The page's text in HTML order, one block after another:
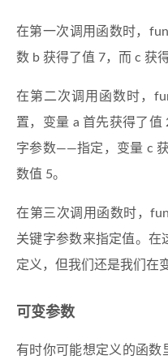
在第一次调用函数时，
数 b 获得了值 7，而 c 获
在第二次调用函数时，
置，变量 a 首先获得了
字参数——指定，变量 c
数值 5。
在第三次调用函数时，
关键字参数来指定值。在
定义，但我们还是我们在
可变参数
有时你可能想定义的函数